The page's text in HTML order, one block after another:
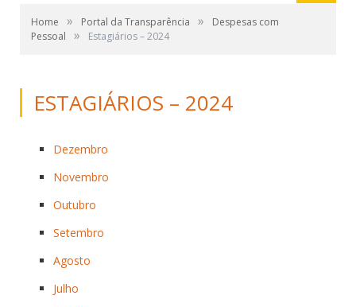
Home » Portal da Transparência »
Despesas com
Pessoal
» Estagiários – 2024
ESTAGIÁRIOS – 2024
Dezembro
Novembro
Outubro
Setembro
Agosto
Julho